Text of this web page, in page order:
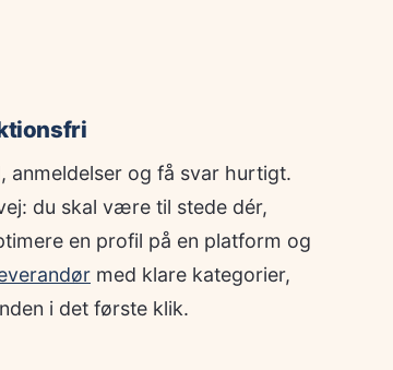
anmeldelser og få svar hurtigt.
du skal være til stede dér,
en profil på en platform og
med klare kategorier,
i det første klik.